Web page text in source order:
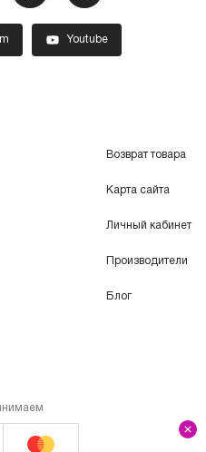
Youtube
Возврат товара
Карта сайта
Личный кабинет
Производители
Блог